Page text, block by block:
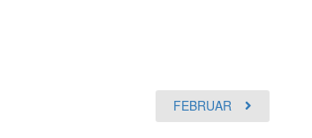
FEBRUAR